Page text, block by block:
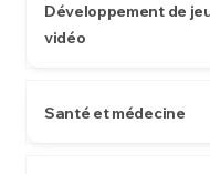
Développement de
vidéo
Santé et médecine